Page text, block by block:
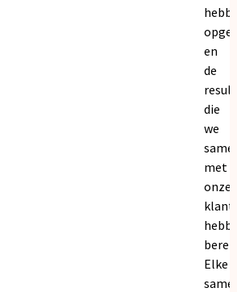
en
de
die
we
met
onze
Elke